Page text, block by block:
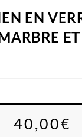
EN
40,00€